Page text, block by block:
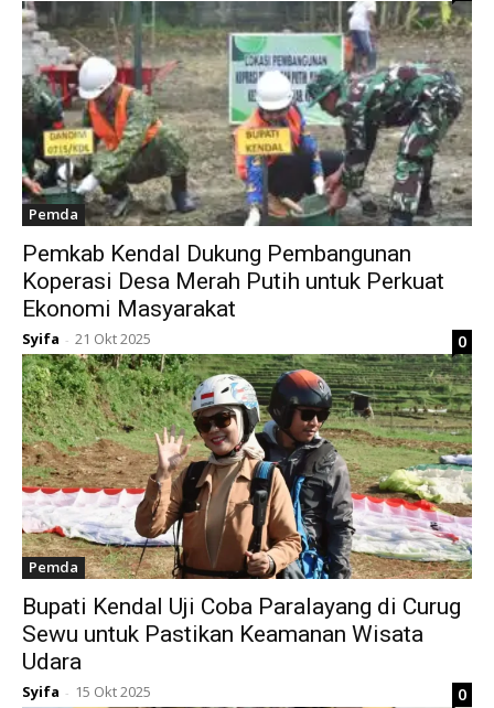
Pemda
Pemkab Kendal Dukung Pembangunan
Koperasi Desa Merah Putih untuk Perkuat
Ekonomi Masyarakat
Syifa - 21 Okt 2025 0
Pemda
Bupati Kendal Uji Coba Paralayang di Curug
Sewu untuk Pastikan Keamanan Wisata
Udara
Syifa - 15 Okt 2025 0